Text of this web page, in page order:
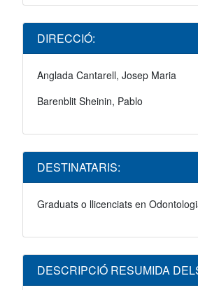
DIRECCIÓ:
Anglada Cantarell, Josep Maria
Barenblit Sheinin, Pablo
DESTINATARIS:
Graduats o llicenciats en
DESCRIPCIÓ RESUMIDA